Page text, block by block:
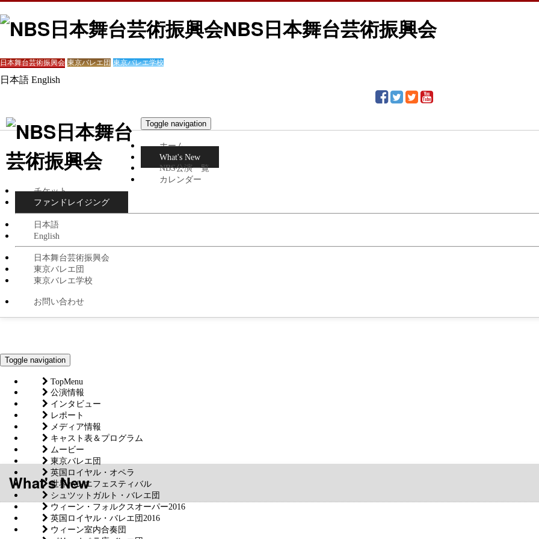
NBS日本舞台芸術振興会
日本舞台芸術振興会 東京バレエ団 東京バレエ学校
日本語 English
Toggle navigation
ホーム
What's New
NBS公演一覧
カレンダー
チケット
ファンドレイジング
日本語
English
日本舞台芸術振興会
東京バレエ団
東京バレエ学校
お問い合わせ
Toggle navigation
TopMenu
公演情報
インタビュー
レポート
メディア情報
キャスト表＆プログラム
ムービー
東京バレエ団
英国ロイヤル・オペラ
世界バレエフェスティバル
シュツットガルト・バレエ団
ウィーン・フォルクスオーパー2016
英国ロイヤル・バレエ団2016
ウィーン室内合奏団
What's New